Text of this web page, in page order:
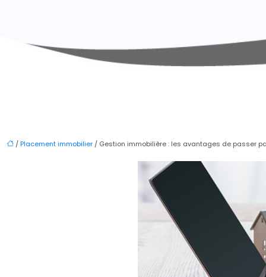
/Placement immobilier / Gestion immobilière : les avantages de passer